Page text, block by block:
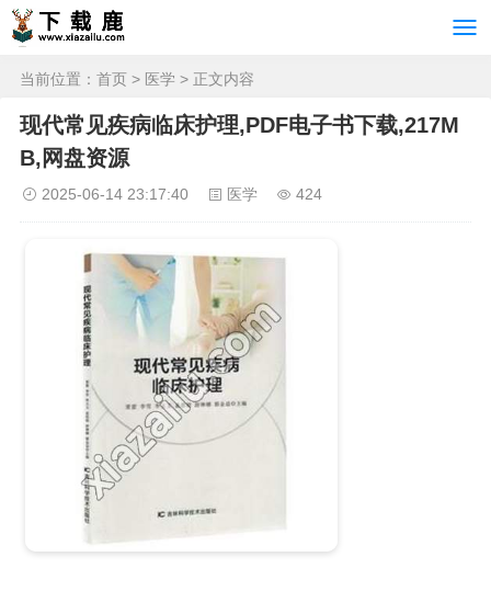
当前位置： 首页 > 医学 > 正文内容
现代常见疾病临床护理,PDF电子书下载,217M
B,网盘资源
2025-06-14 23:17:40 医学 424